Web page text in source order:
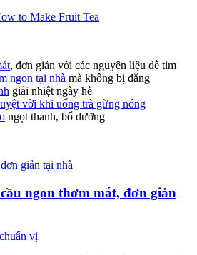
to Make Fruit Tea
, đơn giản với các nguyên liệu dễ tìm
ngon tại nhà mà không bị đắng
giải nhiệt ngày hè
vời khi uống trà gừng nóng
ngọt thanh, bổ dưỡng
ngon thơm mát, đơn giản